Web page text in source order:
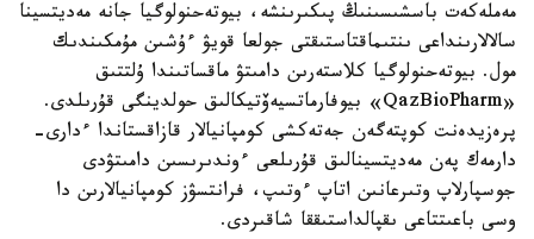
مەملەكەت باسشىسىنىڭ پىكىرىنشە، بيوتەحنولوگيا جانە مەديتسينا
سالالارىنداعى ىنتىماقتاستىقتى جولعا قويۋ ءۇشىن مۇمكىندىك
مول. بيوتەحنولوگيا كلاستەرىن دامىتۋ ماقساتىندا ۇلتتىق
«QazBioPharm» بيوفارماتسيەۆتيكالىق حولدينگى قۇرىلدى.
پرەزيدەنت كوپتەگەن جەتەكشى كومپانيالار قازاقستاندا ءدارى-
دارمەك پەن مەديتسينالىق قۇرىلعى ءوندىرىسىن دامىتۋدى
جوسپارلاپ وتىرعانىن اتاپ ءوتىپ، فرانتسۋز كومپانيالارىن دا
وسى باعىتتاعى ىقپالداستىققا شاقىردى.